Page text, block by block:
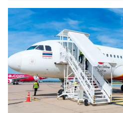
planuje wrócić tego dnia
oddać swój głos. Jednak
czasie głosowania będą
przede wszystkim na
Najpopularniejsze są
kierunki... Gdzie Polacy
za granicą?